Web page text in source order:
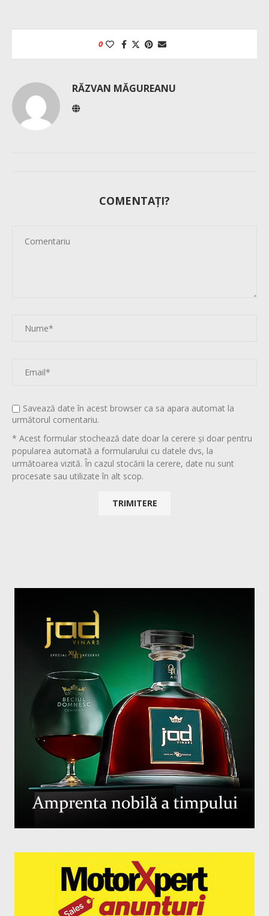
0
RĂZVAN MĂGUREANU
COMENTAȚI?
Savează date în acest browser ca sa apara automat la
următorul comentariu.
* Acest formular stochează date doar la cerere și doar pentru
popularea automată a formularului cu datele dvs, la
următoarea vizită. În cazul stocării la cerere, date nu sunt
procesate sau utilizate în alt scop.